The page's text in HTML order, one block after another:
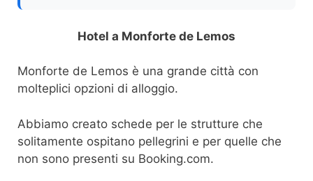
Hotel a Monforte de Lemos
Monforte de Lemos è una grande città con
molteplici opzioni di alloggio.
Abbiamo creato schede per le strutture che
solitamente ospitano pellegrini e per quelle che
non sono presenti su Booking.com.